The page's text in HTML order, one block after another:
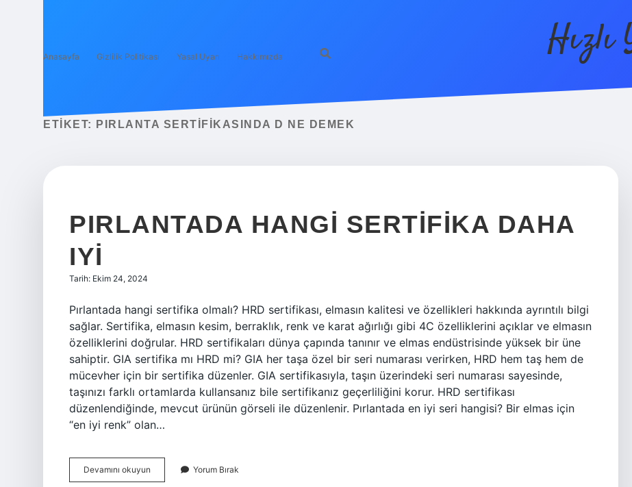
Anasayfa Gizlilik Politikası Yasal Uyarı Hakkımızda
ETIKET: PIRLANTA SERTIFIKASINDA D NE DEMEK
PIRLANTADA HANGI SERTIFIKA DAHA
IYI
Tarih: Ekim 24, 2024
Pırlantada hangi sertifika olmalı? HRD sertifikası, elmasın kalitesi ve özellikleri hakkında ayrıntılı bilgi
sağlar. Sertifika, elmasın kesim, berraklık, renk ve karat ağırlığı gibi 4C özelliklerini açıklar ve elmasın
özelliklerini doğrular. HRD sertifikaları dünya çapında tanınır ve elmas endüstrisinde yüksek bir üne
sahiptir. GIA sertifika mı HRD mi? GIA her taşa özel bir seri numarası verirken, HRD hem taş hem de
mücevher için bir sertifika düzenler. GIA sertifikasıyla, taşın üzerindeki seri numarası sayesinde,
taşınızı farklı ortamlarda kullansanız bile sertifikanız geçerliliğini korur. HRD sertifikası
düzenlendiğinde, mevcut ürünün görseli ile düzenlenir. Pırlantada en iyi seri hangisi? Bir elmas için
“en iyi renk” olan…
Devamını okuyun Pırlantada
Hangi
Yorum Bırak